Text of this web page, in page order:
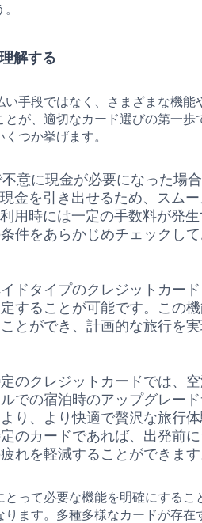
解する
手段ではなく、さまざまな機能
が、適切なカード選びの第一歩
つか挙げます。
意に現金が必要になった場
金を引き出せるため、スム
用時には一定の手数料が発
件をあらかじめチェックし
ドタイプのクレジットカード
することが可能です。この
とができ、計画的な旅行を
のクレジットカードでは、
での宿泊時のアップグレー
り、より快適で贅沢な旅行
のカードであれば、出発前
れを軽減することができます
って必要な機能を明確にするこ
ります。多種多様なカードが存